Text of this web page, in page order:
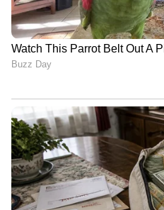
കണ്ണൂർ പുന്നക്കപ്പാറയിൽ
പടക്കം പൊട്ടിത്തെറിച്ച്
ഒൻപതുകാരന്
ദാരുണാന്ത്യം; മൂന്ന്
കുട്ടികൾക്ക് പരിക്കേറ്റു